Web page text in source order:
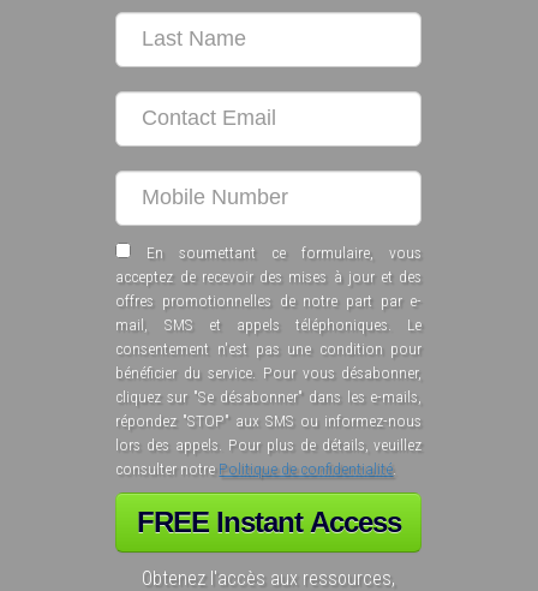
En soumettant ce formulaire, vous
acceptez de recevoir des mises à jour et des
offres promotionnelles de notre part par e-
mail, SMS et appels téléphoniques. Le
consentement n'est pas une condition pour
bénéficier du service. Pour vous désabonner,
cliquez sur "Se désabonner" dans les e-mails,
répondez "STOP" aux SMS ou informez-nous
lors des appels. Pour plus de détails, veuillez
consulter notre Politique de confidentialité
Obtenez l'accès aux ressources,